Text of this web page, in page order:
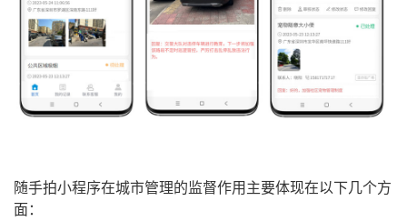
随手拍小程序在城市管理的监督作用主要体现在以下几个方
面：